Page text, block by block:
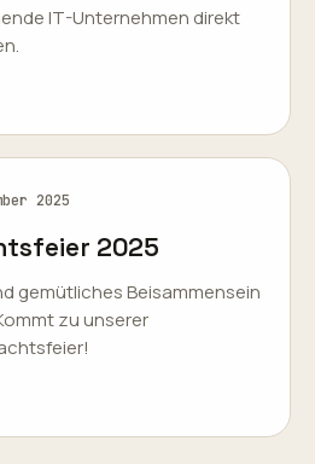
IT-Unternehmen direkt
2025
2025
gemütliches Beisammensein
zu unserer